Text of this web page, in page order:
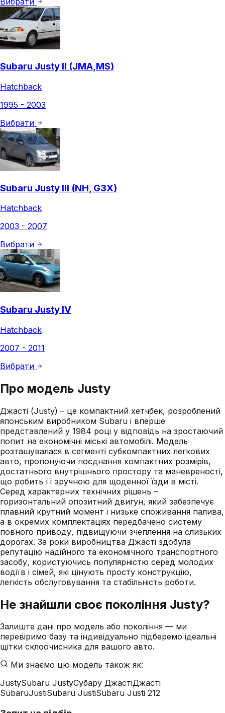
Subaru Justy II (JMA,MS)
Hatchback
1995 - 2003
Вибрати
Subaru Justy III (NH, G3X)
Hatchback
2003 - 2007
Вибрати
Subaru Justy IV
Hatchback
2007 - 2011
Вибрати
Про модель Justy
Джасті (Justy) – це компактний хетчбек, розроблений
японським виробником Subaru і вперше
представлений у 1984 році у відповідь на зростаючий
попит на економічні міські автомобілі. Модель
розташувалася в сегменті субкомпактних легкових
авто, пропонуючи поєднання компактних розмірів,
достатнього внутрішнього простору та маневреності,
що робить її зручною для щоденної їзди в місті.
Серед характерних технічних рішень –
горизонтальний опозитний двигун, який забезпечує
плавний крутний момент і низьке споживання палива,
а в окремих комплектаціях передбачено систему
повного приводу, підвищуючи зчеплення на слизьких
дорогах. За роки виробництва Джасті здобула
репутацію надійного та економічного транспортного
засобу, користуючись популярністю серед молодих
водіїв і сімей, які цінують просту конструкцію,
легкість обслуговування та стабільність роботи.
Не знайшли своє покоління Justy?
Залиште дані про модель або покоління — ми
перевіримо базу та індивідуально підберемо ідеальні
щітки склоочисника для вашого авто.
Ми знаємо цю модель також як:
JustySubaru JustyСубару ДжастіДжасті
SubaruJustiSubaru JustiSubaru Justi 212